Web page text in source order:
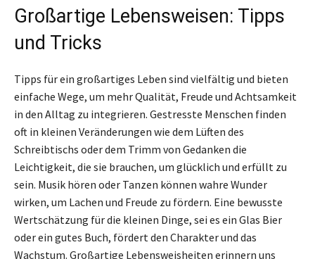
Großartige Lebensweisen: Tipps
und Tricks
Tipps für ein großartiges Leben sind vielfältig und bieten
einfache Wege, um mehr Qualität, Freude und Achtsamkeit
in den Alltag zu integrieren. Gestresste Menschen finden
oft in kleinen Veränderungen wie dem Lüften des
Schreibtischs oder dem Trimm von Gedanken die
Leichtigkeit, die sie brauchen, um glücklich und erfüllt zu
sein. Musik hören oder Tanzen können wahre Wunder
wirken, um Lachen und Freude zu fördern. Eine bewusste
Wertschätzung für die kleinen Dinge, sei es ein Glas Bier
oder ein gutes Buch, fördert den Charakter und das
Wachstum. Großartige Lebensweisheiten erinnern uns